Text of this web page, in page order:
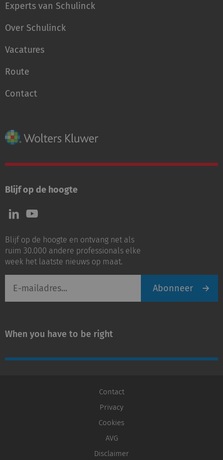
Experts van Schulinck
Over Schulinck
Vacatures
Route
Contact
Blijf op de hoogte
Volg
ons
LinkedIn
Volg
ons
Youtube
Blijf op de hoogte en ontvang net als
ruim 30.000 andere professionals elke
week het laatste nieuws op maat.
mailadres
Abonneer
When you have to be right
Contact
Privacy
Cookies
AVG
Disclaimer